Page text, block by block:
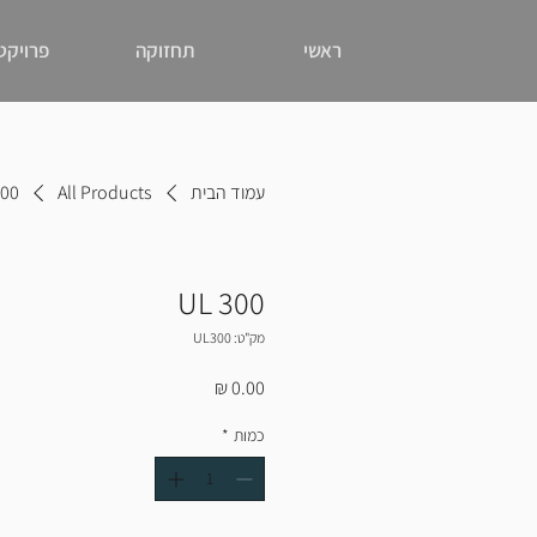
ראשי תחזוקה
עמוד הבית All Products
UL 300
מק"ט: UL300
כמות *